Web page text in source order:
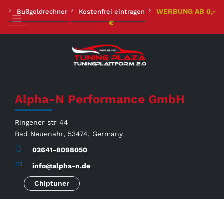
Inhalt
springen
Bußgeldrechner Kostenfrei eintragen
WERBUNG AB 0,-
€
Alpha-N Performance GmbH
Ringener str 44
Bad Neuenahr, 53474, Germany
02641-8098050
info@alpha-n.de
Chiptuner